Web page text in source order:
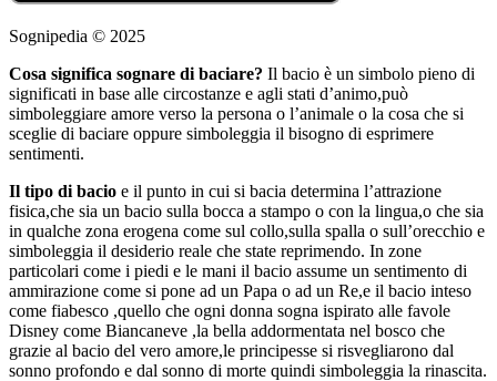
Sognipedia © 2025
Cosa significa sognare di baciare? Il bacio è un simbolo pieno di
significati in base alle circostanze e agli stati d’animo,può
simboleggiare amore verso la persona o l’animale o la cosa che si
sceglie di baciare oppure simboleggia il bisogno di esprimere
sentimenti.
Il tipo di bacio e il punto in cui si bacia determina l’attrazione
fisica,che sia un bacio sulla bocca a stampo o con la lingua,o che sia
in qualche zona erogena come sul collo,sulla spalla o sull’orecchio e
simboleggia il desiderio reale che state reprimendo. In zone
particolari come i piedi e le mani il bacio assume un sentimento di
ammirazione come si pone ad un Papa o ad un Re,e il bacio inteso
come fiabesco ,quello che ogni donna sogna ispirato alle favole
Disney come Biancaneve ,la bella addormentata nel bosco che
grazie al bacio del vero amore,le principesse si risvegliarono dal
sonno profondo e dal sonno di morte quindi simboleggia la rinascita.